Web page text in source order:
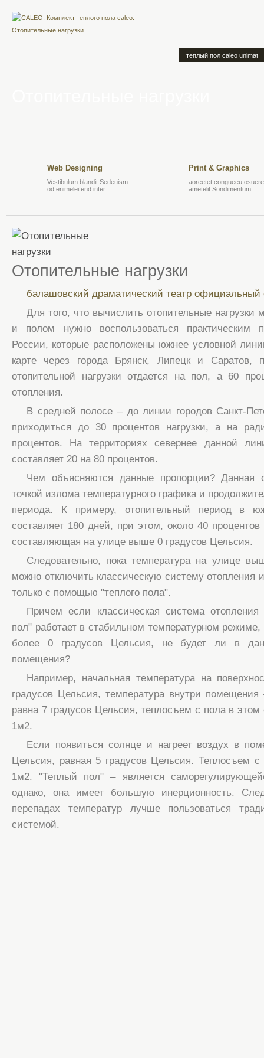
теплый пол caleo unimat
Web Designing
Vestibulum blandit Sedeuism
od enimeleifend inter.
Print & Graphics
aoreetet congueeu
ametelit Sondimentum.
Отопительные нагрузки
балашовский драматический театр официальный
Для того, что вычислить отопительные нагрузки
и полом нужно воспользоваться практическим
России, которые расположены южнее условной
карте через города Брянск, Липецк и Саратов,
отопительной нагрузки отдается на пол, а 60
отопления.
В средней полосе – до линии городов Санкт-
приходиться до 30 процентов нагрузки, а на
процентов. На территориях севернее данной
составляет 20 на 80 процентов.
Чем объясняются данные пропорции? Данная
точкой излома температурного графика и
периода. К примеру, отопительный период в
составляет 180 дней, при этом, около 40
составляющая на улице выше 0 градусов Цельсия.
Следовательно, пока температура на улице
можно отключить классическую систему отопления
только с помощью "теплого пола".
Причем если классическая система
пол" работает в стабильном температурном
более 0 градусов Цельсия, не будет ли в
помещения?
Например, начальная температура на
градусов Цельсия, температура внутри
равна 7 градусов Цельсия, теплосъем с пола в этом
1м2.
Если появиться солнце и нагреет воздух в
Цельсия, равная 5 градусов Цельсия. Теплосъем
1м2. "Теплый пол" – является
однако, она имеет большую инерционность.
перепадах температур лучше пользоваться
системой.